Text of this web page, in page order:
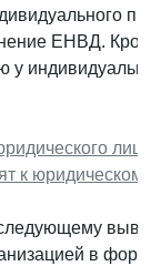
ЕНВД.
у
к
в